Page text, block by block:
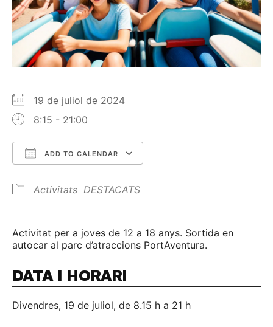
19 de juliol de 2024
8:15 - 21:00
ADD TO CALENDAR
Activitats DESTACATS
Activitat per a joves de 12 a 18 anys. Sortida en
autocar al parc d’atraccions PortAventura.
DATA I HORARI
Divendres, 19 de juliol, de 8.15 h a 21 h